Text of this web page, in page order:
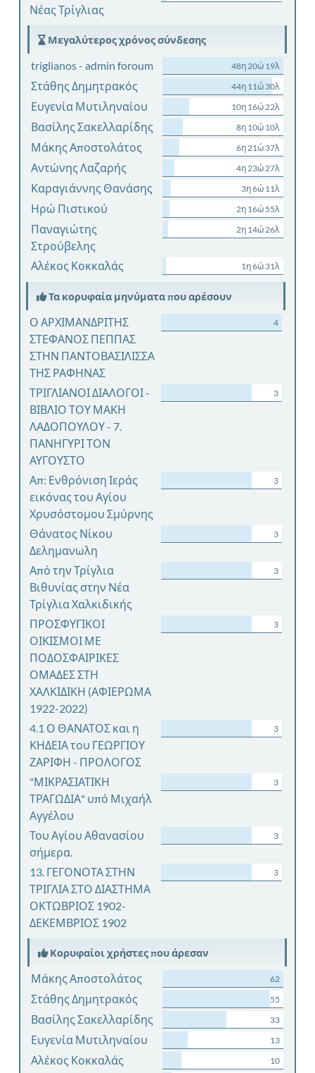
Νέας Τρίγλιας
Μεγαλύτερος χρόνος σύνδεσης
triglianos - admin foroum 48η 20ώ 19λ
Στάθης Δημητρακός 44η 11ώ 30λ
Ευγενία Μυτιληναίου 10η 16ώ 22λ
Βασίλης Σακελλαρίδης 8η 10ώ 10λ
Μάκης Αποστολάτος 6η 21ώ 37λ
Αντώνης Λαζαρής 4η 23ώ 27λ
Καραγιάννης Θανάσης 3η 6ώ 11λ
Ηρώ Πιστικού 2η 16ώ 55λ
Παναγιώτης
Στρούβελης
2η 14ώ 26λ
Αλέκος Κοκκαλάς 1η 6ώ 31λ
Τα κορυφαία μηνύματα που αρέσουν
Ο ΑΡΧΙΜΑΝΔΡΙΤΗΣ
ΣΤΕΦΑΝΟΣ ΠΕΠΠΑΣ
ΣΤΗΝ ΠΑΝΤΟΒΑΣΙΛΙΣΣΑ
ΤΗΣ ΡΑΦΗΝΑΣ
4
ΤΡΙΓΛΙΑΝΟΙ ΔΙΑΛΟΓΟΙ -
ΒΙΒΛΙΟ ΤΟΥ ΜΑΚΗ
ΛΑΔΟΠΟΥΛΟΥ - 7.
ΠΑΝΗΓΥΡΙ ΤΟΝ
ΑΥΓΟΥΣΤΟ
3
Απ: Ενθρόνιση Ιεράς
εικόνας του Αγίου
Χρυσόστομου Σμύρνης
3
Θάνατος Νίκου
Δελημανωλη
3
Από την Τρίγλια
Βιθυνίας στην Νέα
Τρίγλια Χαλκιδικής
3
ΠΡΟΣΦΥΓΙΚΟΙ
ΟΙΚΙΣΜΟΙ ΜΕ
ΠΟΔΟΣΦΑΙΡΙΚΕΣ
ΟΜΑΔΕΣ ΣΤΗ
ΧΑΛΚΙΔΙΚΗ (ΑΦΙΕΡΩΜΑ
1922-2022)
3
4.1 Ο ΘΑΝΑΤΟΣ και η
ΚΗΔΕΙΑ του ΓΕΩΡΓΙΟΥ
ΖΑΡΙΦΗ - ΠΡΟΛΟΓΟΣ
3
"ΜΙΚΡΑΣΙΑΤΙΚΗ
ΤΡΑΓΩΔΙΑ" υπό Μιχαήλ
Αγγέλου
3
Του Αγίου Αθανασίου
σήμερα.
3
13. ΓΕΓΟΝΟΤΑ ΣΤΗΝ
ΤΡΙΓΛΙΑ ΣΤΟ ΔΙΑΣΤΗΜΑ
ΟΚΤΩΒΡΙΟΣ 1902-
ΔΕΚΕΜΒΡΙΟΣ 1902
3
Κορυφαίοι χρήστες που άρεσαν
Μάκης Αποστολάτος 62
Στάθης Δημητρακός 55
Βασίλης Σακελλαρίδης 33
Ευγενία Μυτιληναίου 13
Αλέκος Κοκκαλάς 10